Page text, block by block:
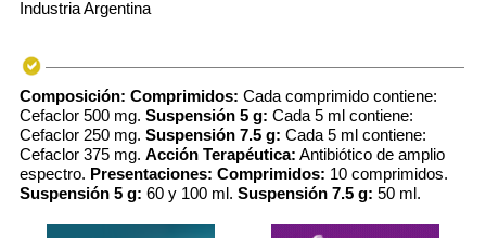
Industria Argentina
Composición: Comprimidos: Cada comprimido contiene:
Cefaclor 500 mg. Suspensión 5 g: Cada 5 ml contiene:
Cefaclor 250 mg. Suspensión 7.5 g: Cada 5 ml contiene:
Cefaclor 375 mg. Acción Terapéutica: Antibiótico de amplio
espectro. Presentaciones: Comprimidos: 10 comprimidos.
Suspensión 5 g: 60 y 100 ml. Suspensión 7.5 g: 50 ml.